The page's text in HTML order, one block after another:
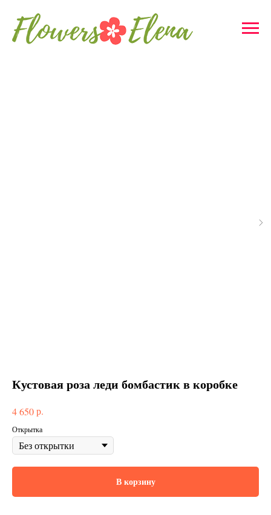
Кустовая роза леди бомбастик в коробке
4 650р.
Открытка
В корзину